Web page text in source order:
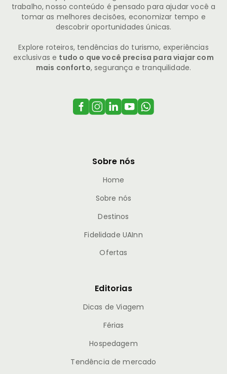
trabalho, nosso conteúdo é pensado para ajudar você a
tomar as melhores decisões, economizar tempo e
descobrir oportunidades únicas.
Explore roteiros, tendências do turismo, experiências
exclusivas e tudo o que você precisa para viajar com
mais conforto, segurança e tranquilidade.
Sobre nós
Home
Sobre nós
Destinos
Fidelidade UAInn
Ofertas
Editorias
Dicas de Viagem
Férias
Hospedagem
Tendência de mercado